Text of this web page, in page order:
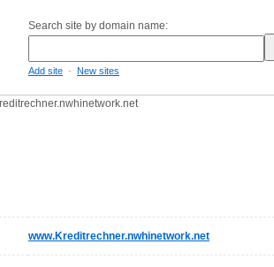
Search site by domain name:
Add site - New sites
www.Kreditrechner.nwhinetwork.net